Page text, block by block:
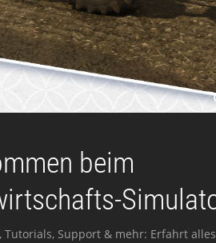
beim
Tutorials, Support & mehr: Erfahrt